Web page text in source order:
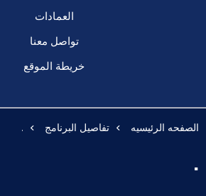
العمادات
تواصل معنا
خريطة الموقع
الصفحه الرئيسيه تفاصيل البرنامج .
.